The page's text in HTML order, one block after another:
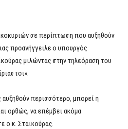
σε περίπτωση που αυξηθούν
προανήγγειλε ο υπουργός
μιλώντας στην τηλεόραση του
αυξηθούν περισσότερο, μπορεί η
ορθώς, να επέμβει ακόμα
ο κ. Σταϊκούρας.